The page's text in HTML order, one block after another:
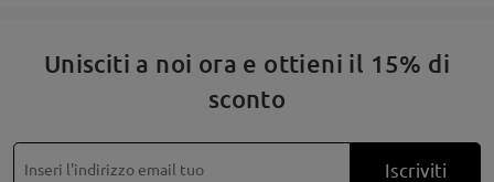
Unisciti a noi ora e ottieni il 15% di
sconto
Iscriviti